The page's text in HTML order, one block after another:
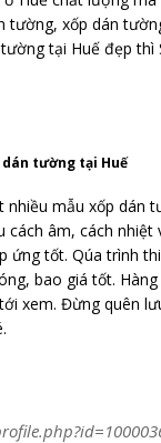
tường, xốp dán
tại Huế đẹp
dán tường tại Huế
mẫu xốp dán
âm, cách
ứng tốt. Qúa trình
bao giá tốt.
xem. Đừng quên